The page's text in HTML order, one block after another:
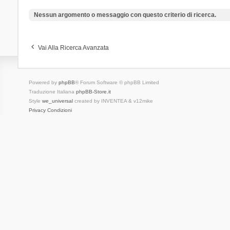
Nessun argomento o messaggio con questo criterio di ricerca.
Vai Alla Ricerca Avanzata
Powered by phpBB® Forum Software © phpBB Limited
Traduzione Italiana phpBB-Store.it
Style we_universalcreated by INVENTEA & v12mike
Privacy Condizioni